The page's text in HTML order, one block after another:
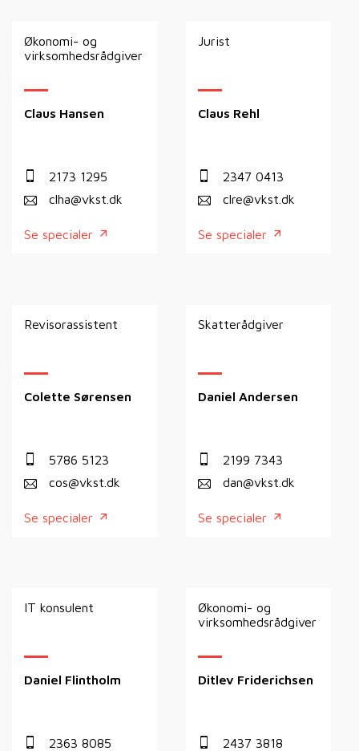
Økonomi- og
virksomhedsrådgiver
Claus Hansen
2173 1295
clha@vkst.dk
Se specialer
Jurist
Claus Rehl
2347 0413
clre@vkst.dk
Se specialer
Revisorassistent
Colette Sørensen
5786 5123
cos@vkst.dk
Se specialer
Skatterådgiver
Daniel Andersen
2199 7343
dan@vkst.dk
Se specialer
IT konsulent
Daniel Flintholm
2363 8085
Økonomi- og
virksomhedsrådgiver
Ditlev Friderichsen
2437 3818